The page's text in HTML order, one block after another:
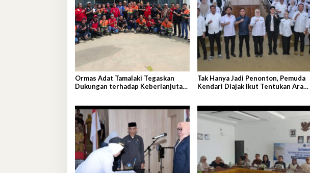
Ormas Adat Tamalaki Tegaskan
Dukungan terhadap Keberlanjutan
Tak Hanya Jadi Penonton, Pemuda
Kendari Diajak Ikut Tentukan Arah